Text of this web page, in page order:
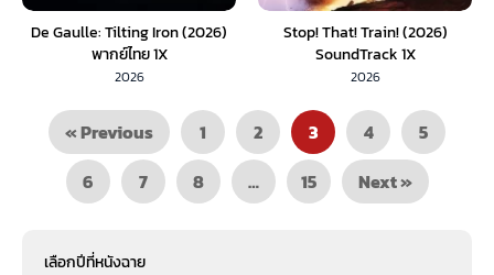
De Gaulle: Tilting Iron (2026)
พากย์ไทย 1X
2026
Stop! That! Train! (2026)
SoundTrack 1X
2026
« Previous 1 2 3 4
5
6
7 8 … 15 Next »
เลือกปีที่หนังฉาย